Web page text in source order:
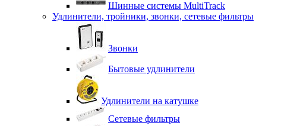
Шинные системы MultiTrack
Удлинители, тройники, звонки, сетевые фильтры
Звонки
Бытовые удлинители
Удлинители на катушке
Сетевые фильтры